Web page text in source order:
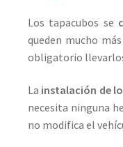
Los tapacubos se
queden mucho
obligatorio
La instalación de
necesita ninguna
no modifica el